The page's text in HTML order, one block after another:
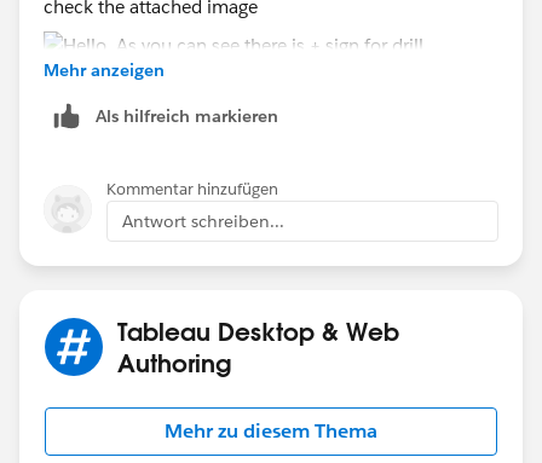
check the attached image
Mehr anzeigen
Als hilfreich markieren
Kommentar hinzufügen
Antwort schreiben...
Tableau Desktop & Web
Authoring
Mehr zu diesem Thema